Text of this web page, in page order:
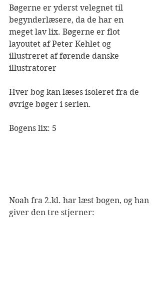
Bøgerne er yderst velegnet til
begynderlæsere, da de har en
meget lav lix. Bøgerne er flot
layoutet af Peter Kehlet og
illustreret af førende danske
illustratorer
Hver bog kan læses isoleret fra de
øvrige bøger i serien.
Bogens lix: 5
Noah fra 2.kl. har læst bogen, og han
giver den tre stjerner: